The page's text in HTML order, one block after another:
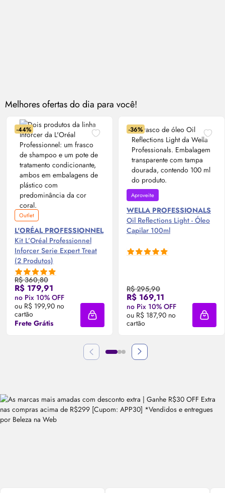
Melhores ofertas do dia para você!
-44%
Outlet
L'ORÉAL PROFESSIONNEL
Kit L’Oréal Professionnel
Inforcer Serie Expert Treat
(2 Produtos)
R$ 360,80
R$ 179,91
no Pix 10% OFF
ou R$ 199,90 no
cartão
Frete Grátis
Adicionar à sacola
-36%
Aproveite
WELLA PROFESSIONALS
Oil Reflections Light - Óleo
Capilar 100ml
R$ 295,90
R$ 169,11
no Pix 10% OFF
ou R$ 187,90 no
cartão